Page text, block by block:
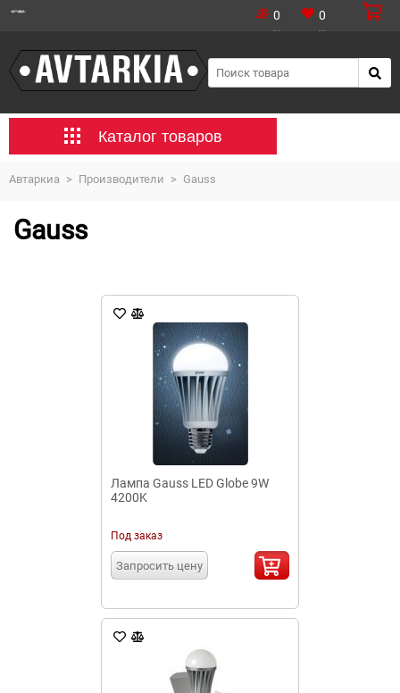
0 0
Каталог товаров
Автаркиа > Производители > Gauss
Gauss
Лампа Gauss LED Globe 9W
4200K
Под заказ
Запросить цену